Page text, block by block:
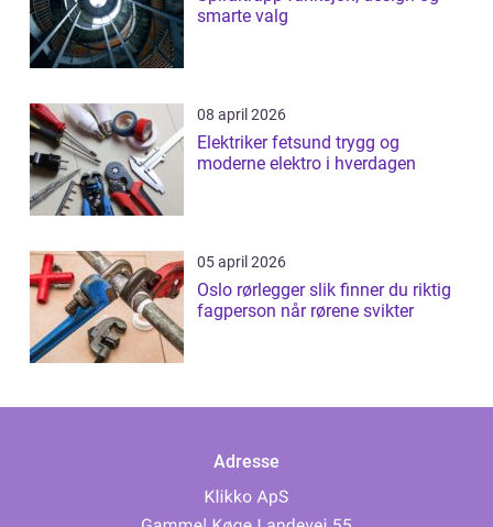
smarte valg
08 april 2026
Elektriker fetsund trygg og
moderne elektro i hverdagen
05 april 2026
Oslo rørlegger slik finner du riktig
fagperson når rørene svikter
Adresse